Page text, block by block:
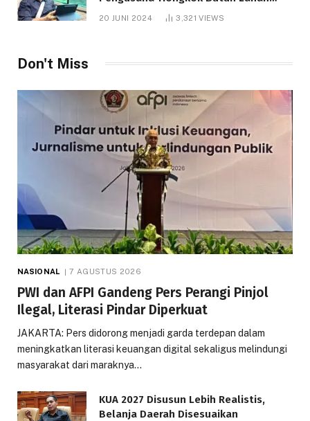
1.000 Hektare
20 JUNI 2024 3,321VIEWS
Don't Miss
NASIONAL 7 AGUSTUS 2026
PWI dan AFPI Gandeng Pers Perangi Pinjol
Ilegal, Literasi Pindar Diperkuat
JAKARTA: Pers didorong menjadi garda terdepan dalam
meningkatkan literasi keuangan digital sekaligus melindungi
masyarakat dari maraknya…
KUA 2027 Disusun Lebih Realistis,
Belanja Daerah Disesuaikan